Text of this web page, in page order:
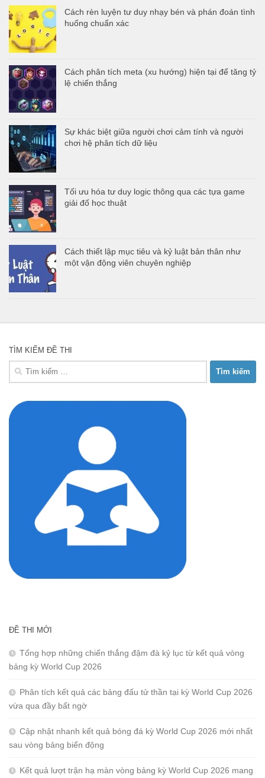
Cách rèn luyện tư duy nhạy bén và phán đoán tình
huống chuẩn xác
Cách phân tích meta (xu hướng) hiện tại để tăng tỷ
lệ chiến thắng
Sự khác biệt giữa người chơi cảm tính và người
chơi hệ phân tích dữ liệu
Tối ưu hóa tư duy logic thông qua các tựa game
giải đố học thuật
Cách thiết lập mục tiêu và kỷ luật bản thân như
một vận động viên chuyên nghiệp
TÌM KIẾM ĐỀ THI
Tìm
ĐỀ THI MỚI
Tổng hợp những chiến thắng đậm đà kỷ lục từ kết quả vòng
bảng kỳ World Cup 2026
Phân tích kết quả các bảng đấu tử thần tại kỳ World Cup 2026
vừa qua đầy bất ngờ
Cập nhật nhanh kết quả bóng đá kỳ World Cup 2026 mới nhất
sau vòng bảng biến động
Kết quả lượt trận hạ màn vòng bảng kỳ World Cup 2026 mang